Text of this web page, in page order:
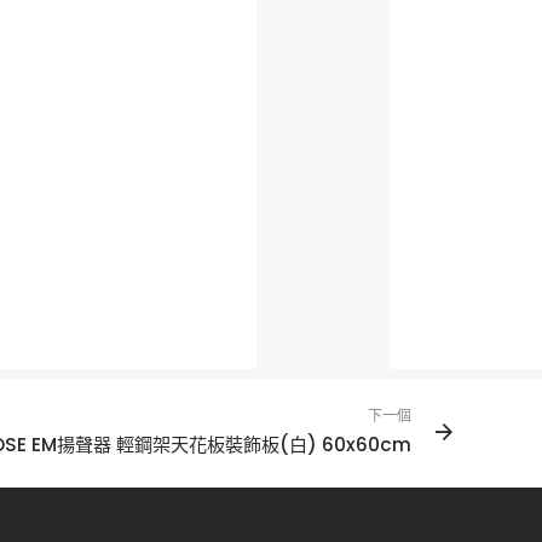
下一個
EM揚聲器 輕鋼架天花板裝飾板(白) 60x60cm